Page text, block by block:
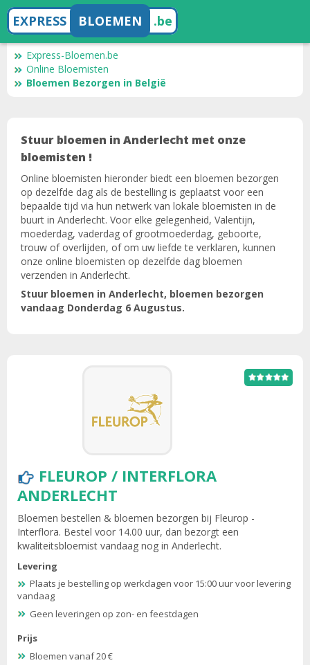
EXPRESS BLOEMEN .be
Express-Bloemen.be
Online Bloemisten
Bloemen Bezorgen in België
Stuur bloemen in Anderlecht met onze
bloemisten !
Online bloemisten hieronder biedt een bloemen bezorgen
op dezelfde dag als de bestelling is geplaatst voor een
bepaalde tijd via hun netwerk van lokale bloemisten in de
buurt in Anderlecht. Voor elke gelegenheid, Valentijn,
moederdag, vaderdag of grootmoederdag, geboorte,
trouw of overlijden, of om uw liefde te verklaren, kunnen
onze online bloemisten op dezelfde dag bloemen
verzenden in Anderlecht.
Stuur bloemen in Anderlecht, bloemen bezorgen
vandaag Donderdag 6 Augustus.
FLEUROP / INTERFLORA
ANDERLECHT
Bloemen bestellen & bloemen bezorgen bij Fleurop -
Interflora. Bestel voor 14.00 uur, dan bezorgt een
kwaliteitsbloemist vandaag nog in Anderlecht.
Levering
Plaats je bestelling op werkdagen voor 15:00 uur voor levering
vandaag
Geen leveringen op zon- en feestdagen
Prijs
Bloemen vanaf 20 €